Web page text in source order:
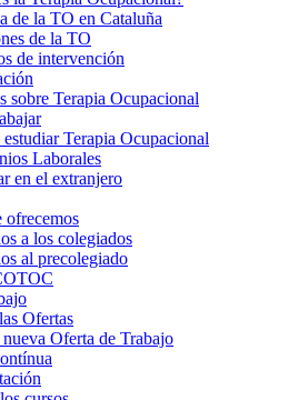
de la TO en Cataluña
de la TO
de intervención
sobre Terapia Ocupacional
Terapia Ocupacional
Laborales
en el extranjero
ofrecemos
a los colegiados
al precolegiado
Ofertas
Oferta de Trabajo